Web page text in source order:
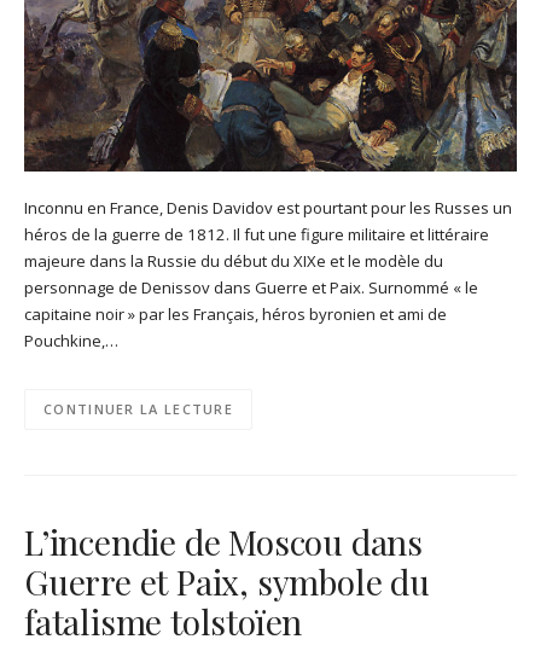
Inconnu en France, Denis Davidov est pourtant pour les Russes un
héros de la guerre de 1812. Il fut une figure militaire et littéraire
majeure dans la Russie du début du XIXe et le modèle du
personnage de Denissov dans Guerre et Paix. Surnommé « le
capitaine noir » par les Français, héros byronien et ami de
Pouchkine,…
CONTINUER LA LECTURE
L’incendie de Moscou dans
Guerre et Paix, symbole du
fatalisme tolstoïen